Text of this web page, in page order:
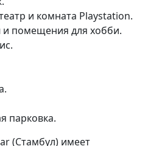
и комната Playstation.
помещения для хобби.
парковка.
(Стамбул) имеет